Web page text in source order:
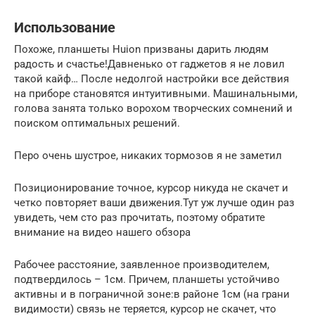
Использование
Похоже, планшеты Huion призваны дарить людям
радость и счастье!Давненько от гаджетов я не ловил
такой кайф… После недолгой настройки все действия
на приборе становятся интуитивными. Машинальными,
голова занята только ворохом творческих сомнений и
поиском оптимальных решений.
Перо очень шустрое, никаких тормозов я не заметил
Позиционирование точное, курсор никуда не скачет и
четко повторяет ваши движения.Тут уж лучше один раз
увидеть, чем сто раз прочитать, поэтому обратите
внимание на видео нашего обзора
Рабочее расстояние, заявленное производителем,
подтвердилось – 1см. Причем, планшеты устойчиво
активны и в пограничной зоне:в районе 1см (на грани
видимости) связь не теряется, курсор не скачет, что